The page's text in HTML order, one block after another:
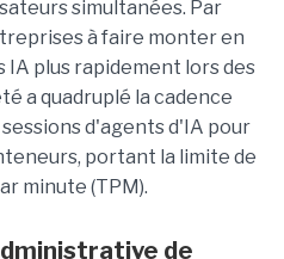
simultanées. Par
à faire monter en
plus rapidement lors des
a quadruplé la cadence
d'agents d'IA pour
portant la limite de
minute (TPM).
de